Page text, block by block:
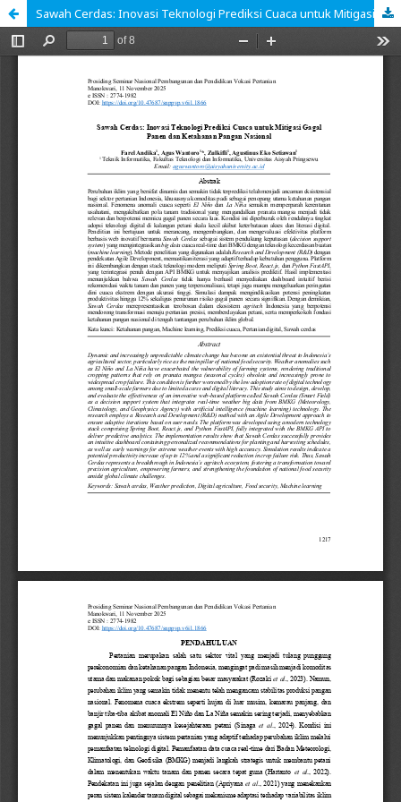
Sawah Cerdas: Inovasi Teknologi Prediksi Cuaca untuk Mitigasi Gagal Panen dan Ketahanan Pangan Nasional